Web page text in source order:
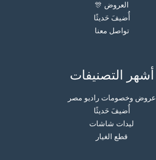
العروض 🎊
أُضيفَ حَديثًا
تواصل معنا
أشهر التصنيفات
عروض وخصومات راديو مصر
أُضيفَ حَديثًا
ليدات شاشات
قطع الغيار